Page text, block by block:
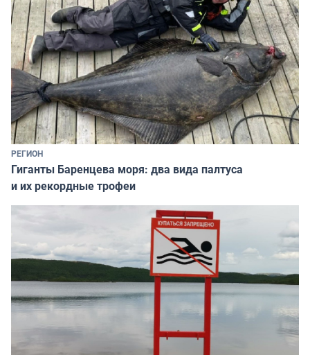
РЕГИОН
Гиганты Баренцева моря: два вида палтуса
и их рекордные трофеи